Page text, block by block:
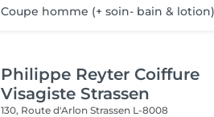
Coupe homme (+ soin- bain & lotion)
Philippe Reyter Coiffure
Visagiste Strassen
130, Route d'ArlonStrassen L-8008